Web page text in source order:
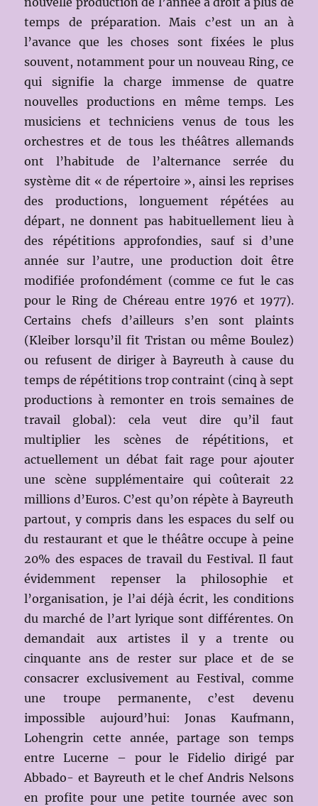
temps de préparation. Mais c’est un an à
l’avance que les choses sont fixées le plus
souvent, notamment pour un nouveau Ring, ce
qui signifie la charge immense de quatre
nouvelles productions en même temps. Les
musiciens et techniciens venus de tous les
orchestres et de tous les théâtres allemands
ont l’habitude de l’alternance serrée du
système dit « de répertoire », ainsi les reprises
des productions, longuement répétées au
départ, ne donnent pas habituellement lieu à
des répétitions approfondies, sauf si d’une
année sur l’autre, une production doit être
modifiée profondément (comme ce fut le cas
pour le Ring de Chéreau entre 1976 et 1977).
Certains chefs d’ailleurs s’en sont plaints
(Kleiber lorsqu’il fit Tristan ou même Boulez)
ou refusent de diriger à Bayreuth à cause du
temps de répétitions trop contraint (cinq à sept
productions à remonter en trois semaines de
travail global): cela veut dire qu’il faut
multiplier les scènes de répétitions, et
actuellement un débat fait rage pour ajouter
une scène supplémentaire qui coûterait 22
millions d’Euros. C’est qu’on répète à Bayreuth
partout, y compris dans les espaces du self ou
du restaurant et que le théâtre occupe à peine
20% des espaces de travail du Festival. Il faut
évidemment repenser la philosophie et
l’organisation, je l’ai déjà écrit, les conditions
du marché de l’art lyrique sont différentes. On
demandait aux artistes il y a trente ou
cinquante ans de rester sur place et de se
consacrer exclusivement au Festival, comme
une troupe permanente, c’est devenu
impossible aujourd’hui: Jonas Kaufmann,
Lohengrin cette année, partage son temps
entre Lucerne – pour le Fidelio dirigé par
Abbado- et Bayreuth et le chef Andris Nelsons
en profite pour une petite tournée avec son